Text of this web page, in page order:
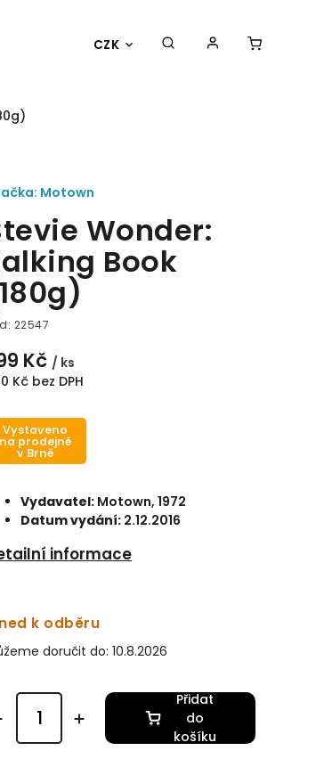
CZK
Wonder:
Book
22547
Kč / ks
Kč bez DPH
Vydavatel: Motown, 1972
Datum vydání: 2.12.2016
informace
Vystaveno
na prodejně
v Brně
Motown
k odběru
doručit do: 10.8.2026
Přidat
do
košíku